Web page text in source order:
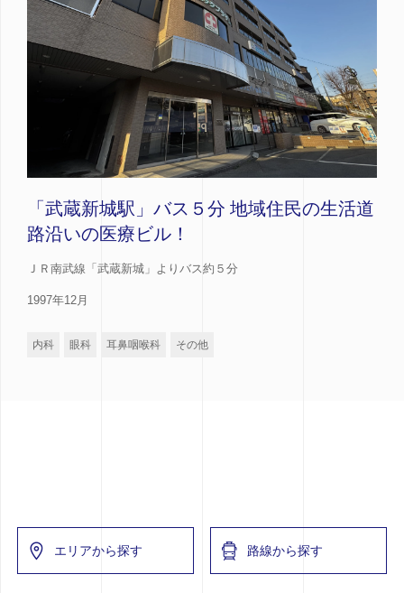
「武蔵新城駅」バス５分 地域住民の生活道
路沿いの医療ビル！
ＪＲ南武線「武蔵新城」よりバス約５分
1997年12月
内科 眼科 耳鼻咽喉科 その他
エリアから探す 路線から探す